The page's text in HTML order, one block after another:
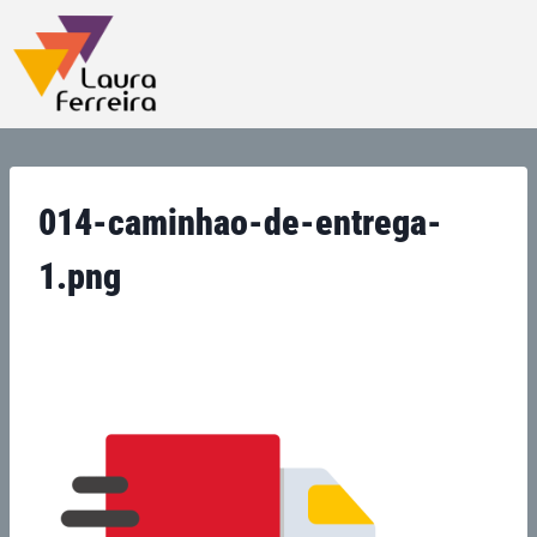
014-caminhao-de-entrega-
1.png